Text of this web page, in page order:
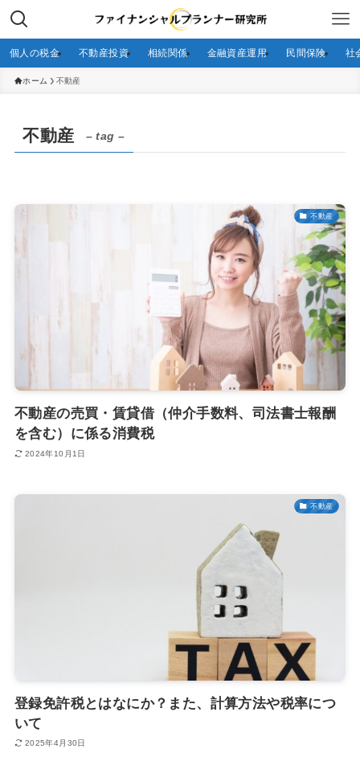
個人の税金 不動産投資 相続関係 金融資産運用 民間保険 社
ホーム 不動産
不動産 – tag –
不動産
不動産の売買・賃貸借（仲介手数料、司法書士報酬
を含む）に係る消費税
2024年10月1日
不動産
登録免許税とはなにか？また、計算方法や税率につ
いて
2025年4月30日